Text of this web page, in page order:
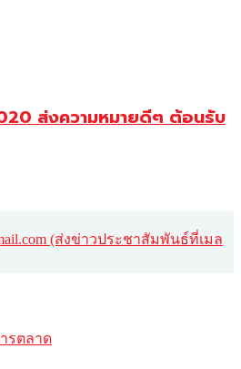
ส่งความหมายดีๆ ต้อนรับ
(ส่งข่าวประชาสัมพันธ์ที่เมล
รตลาด